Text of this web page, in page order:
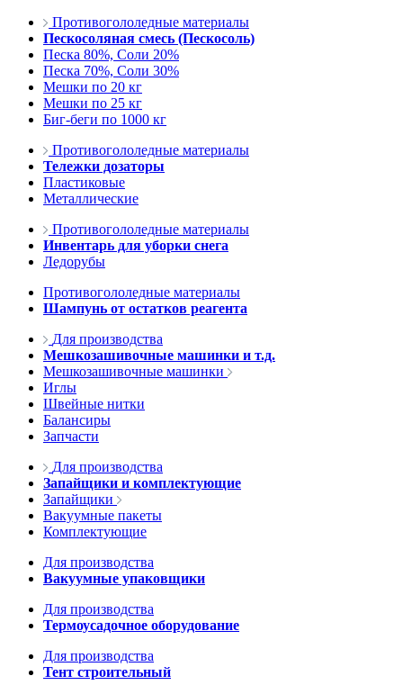
Противогололедные материалы
Пескосоляная смесь (Пескосоль)
Песка 80%, Соли 20%
Песка 70%, Соли 30%
Мешки по 20 кг
Мешки по 25 кг
Биг-беги по 1000 кг
Противогололедные материалы
Тележки дозаторы
Пластиковые
Металлические
Противогололедные материалы
Инвентарь для уборки снега
Ледорубы
Противогололедные материалы
Шампунь от остатков реагента
Для производства
Мешкозашивочные машинки и т.д.
Мешкозашивочные машинки
Иглы
Швейные нитки
Балансиры
Запчасти
Для производства
Запайщики и комплектующие
Запайщики
Вакуумные пакеты
Комплектующие
Для производства
Вакуумные упаковщики
Для производства
Термоусадочное оборудование
Для производства
Тент строительный